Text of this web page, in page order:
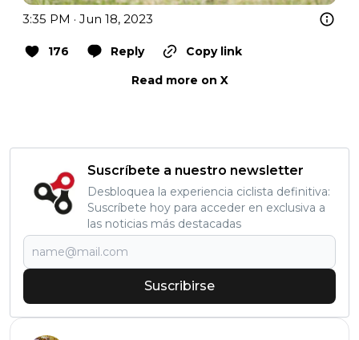
3:35 PM · Jun 18, 2023
176 Reply
Copy link
Read more on X
Suscríbete a nuestro newsletter
Desbloquea la experiencia ciclista definitiva:
Suscríbete hoy para acceder en exclusiva a
las noticias más destacadas
Suscribirse